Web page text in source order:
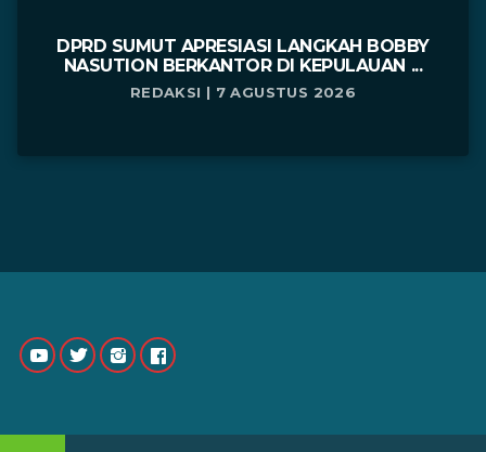
DPRD SUMUT APRESIASI LANGKAH BOBBY
NASUTION BERKANTOR DI KEPULAUAN ...
REDAKSI | 7 AGUSTUS 2026